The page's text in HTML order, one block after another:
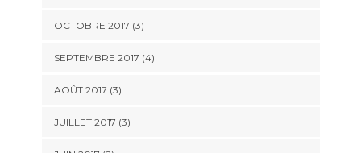
OCTOBRE 2017 (3)
SEPTEMBRE 2017 (4)
AOÛT 2017 (3)
JUILLET 2017 (3)